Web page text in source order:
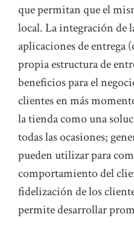
que permitan que el
local. La integración de
aplicaciones de entrega
propia estructura de
beneficios para el
clientes en más
la tienda como una
todas las ocasiones;
pueden utilizar para
comportamiento del
fidelización de los
permite desarrollar